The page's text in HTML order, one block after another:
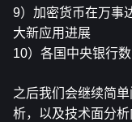
9）加密货币在万事
大新应用进展
10）各国中央银行
之后我们会继续简
析，以及技术面分析